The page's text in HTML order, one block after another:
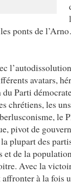
les ponts de
avatars,
Parti
chrétiens, les
le
pivot de
plupart des
et de la
Avec la
à la fois